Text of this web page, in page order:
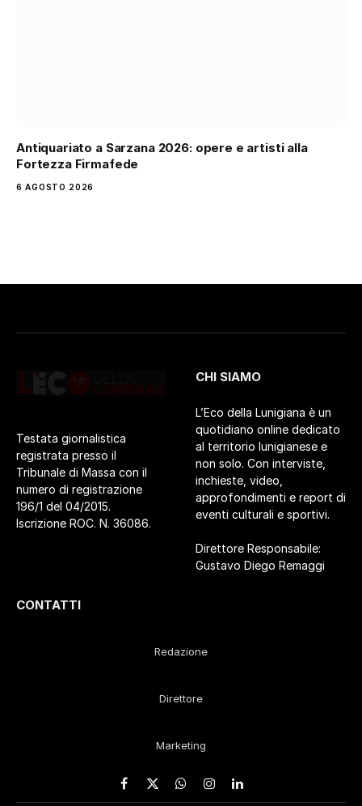
Antiquariato a Sarzana 2026: opere e artisti alla
Fortezza Firmafede
6 AGOSTO 2026
Testata giornalistica
registrata presso il
Tribunale di Massa con il
numero di registrazione
196/1 del 04/2015.
Iscrizione ROC. N. 36086.
CHI SIAMO
L’Eco della Lunigiana è un
quotidiano online dedicato
al territorio lunigianese e
non solo. Con interviste,
inchieste, video,
approfondimenti e report di
eventi culturali e sportivi.
Direttore Responsabile:
Gustavo Diego Remaggi
CONTATTI
Redazione
Direttore
Marketing
Facebook
X
WhatsApp
Instagram
LinkedIn